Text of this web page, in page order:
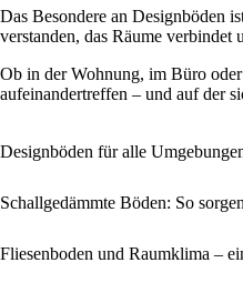
Das Besondere an Designböden
verstanden, das Räume verbindet
Ob in der Wohnung, im Büro
aufeinandertreffen – und auf der
Designböden für alle
Schallgedämmte Böden: So
Fliesenboden und Raumklima –